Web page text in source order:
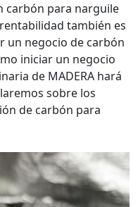
carbón para narguile
también es
un negocio de carbón
iniciar un negocio
de MADERA hará
sobre los
de carbón para